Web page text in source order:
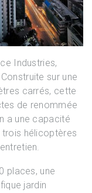
Industries,
sur une
carrés, cette
de renommée
a une capacité
hélicoptères
places, une
jardin